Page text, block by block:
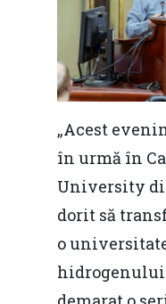
„Acest
în urmă în
University
dorit să
o
hidrogenului